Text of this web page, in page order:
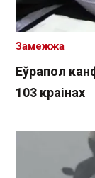
Еўрапол
103 краінах
Замежжа